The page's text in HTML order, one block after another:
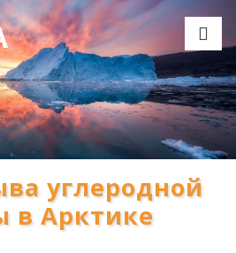
углеродной
в Арктике